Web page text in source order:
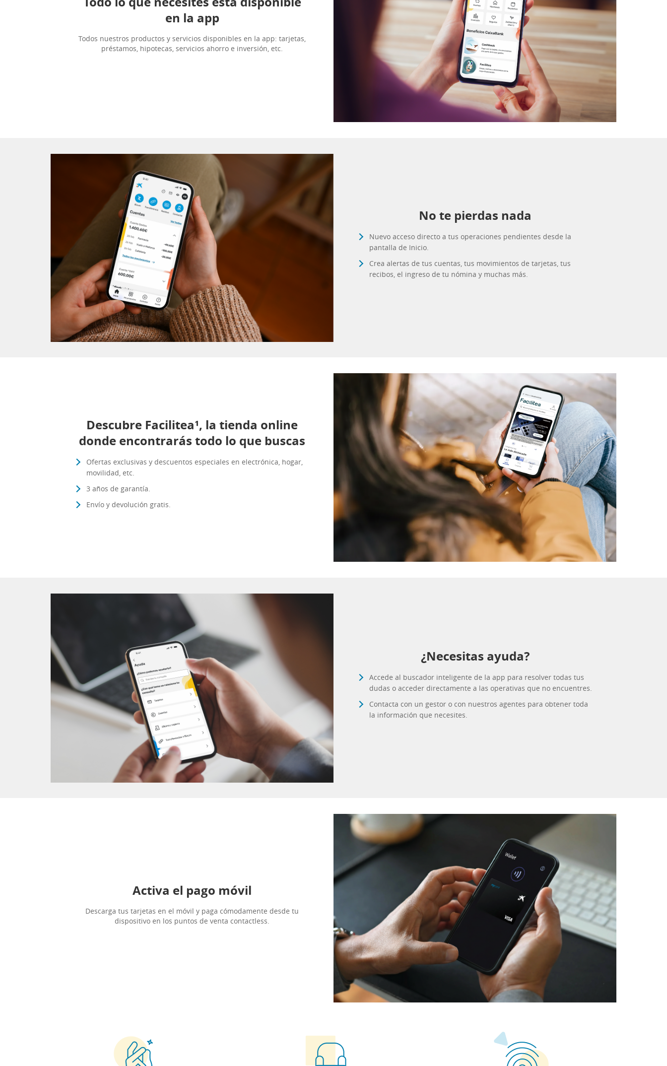
en la app
Todos nuestros productos y servicios disponibles en la app: tarjetas,
préstamos, hipotecas, servicios ahorro e inversión, etc.
No te pierdas nada
Nuevo acceso directo a tus operaciones pendientes desde la
pantalla de Inicio.
Crea alertas de tus cuentas, tus movimientos de tarjetas, tus
recibos, el ingreso de tu nómina y muchas más.
Descubre Facilitea¹, la tienda online
donde encontrarás todo lo que buscas
Ofertas exclusivas y descuentos especiales en electrónica, hogar,
movilidad, etc.
3 años de garantía.
Envío y devolución gratis.
¿Necesitas ayuda?
Accede al buscador inteligente de la app para resolver todas tus
dudas o acceder directamente a las operativas que no encuentres.
Contacta con un gestor o con nuestros agentes para obtener toda
la información que necesites.
Activa el pago móvil
Descarga tus tarjetas en el móvil y paga cómodamente desde tu
dispositivo en los puntos de venta contactless.